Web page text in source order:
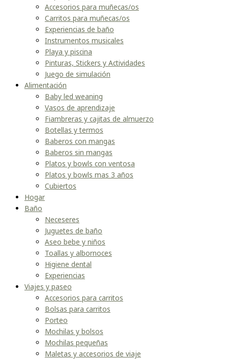
Accesorios para muñecas/os
Carritos para muñecas/os
Experiencias de baño
Instrumentos musicales
Playa y piscina
Pinturas, Stickers y Actividades
Juego de simulación
Alimentación
Baby led weaning
Vasos de aprendizaje
Fiambreras y cajitas de almuerzo
Botellas y termos
Baberos con mangas
Baberos sin mangas
Platos y bowls con ventosa
Platos y bowls mas 3 años
Cubiertos
Hogar
Baño
Neceseres
Juguetes de baño
Aseo bebe y niños
Toallas y albornoces
Higiene dental
Experiencias
Viajes y paseo
Accesorios para carritos
Bolsas para carritos
Porteo
Mochilas y bolsos
Mochilas pequeñas
Maletas y accesorios de viaje